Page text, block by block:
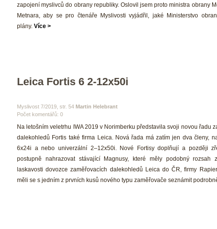
zapojení myslivců do obrany republiky. Oslovil jsem proto ministra obrany
Metnara, aby se pro čtenáře Myslivosti vyjádřil, jaké Ministerstvo
plány. Více >
Leica Fortis 6 2-12x50i
Myslivost 7/2019, str. 54 Martin Helebrant
Počet komentářů: 0
Na letošním veletrhu IWA 2019 v Norimberku představila svoji novou řadu
dalekohledů Fortis také firma Leica. Nová řada má zatím jen dva členy,
6x24i a nebo univerzální 2–12x50i. Nové Fortisy doplňují a později
postupně nahrazovat stávající Magnusy, které měly podobný rozsah
laskavosti dovozce zaměřovacích dalekohledů Leica do ČR, firmy
měli se s jedním z prvních kusů nového typu zaměřovače seznámit